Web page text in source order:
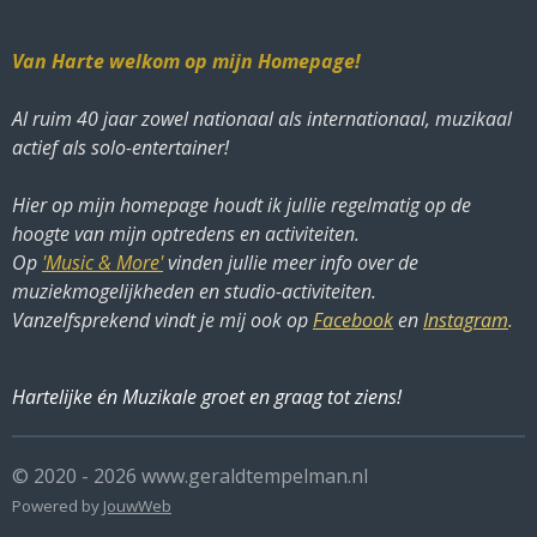
Van Harte welkom op mijn Homepage!
Al ruim 40 jaar zowel nationaal als internationaal, muzikaal
actief als solo-entertainer!
Hier op mijn homepage houdt ik jullie regelmatig op de
hoogte van mijn optredens en activiteiten.
Op 'Music & More'vinden jullie meer info over de
muziekmogelijkheden en studio-activiteiten.
Vanzelfsprekend vindt je mij ook opFacebookenInstagram.
Hartelijke én Muzikale groeten graag tot ziens!
© 2020 - 2026 www.geraldtempelman.nl
Powered by JouwWeb